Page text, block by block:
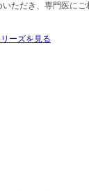
ただき、専門医にご
ーズを見る